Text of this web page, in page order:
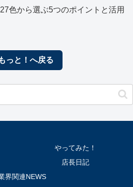
色から選ぶ5つのポイントと活用
っと！へ戻る
やってみた！
店長日記
界関連NEWS